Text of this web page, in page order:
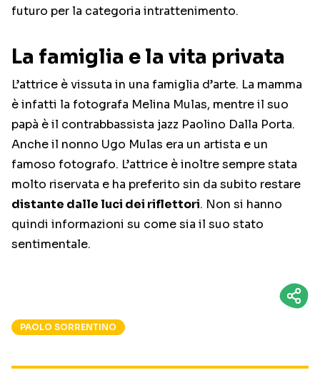
futuro per la categoria intrattenimento.
La famiglia e la vita privata
L’attrice è vissuta in una famiglia d’arte. La mamma
è infatti la fotografa Melina Mulas, mentre il suo
papà è il contrabbassista jazz Paolino Dalla Porta.
Anche il nonno Ugo Mulas era un artista e un
famoso fotografo. L’attrice è inoltre sempre stata
molto riservata e ha preferito sin da subito restare
distante dalle luci dei riflettori. Non si hanno
quindi informazioni su come sia il suo stato
sentimentale.
PAOLO SORRENTINO